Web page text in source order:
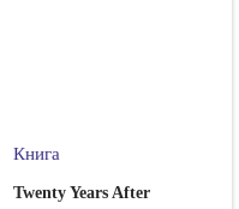
Книга
Twenty Years After